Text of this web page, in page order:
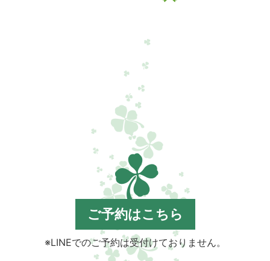
ご予約はこちら
※LINEでのご予約は受付けておりません。